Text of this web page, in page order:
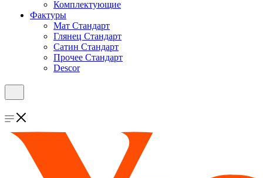
Комплектующие
Фактуры
Мат Стандарт
Глянец Стандарт
Сатин Стандарт
Прочее Стандарт
Descor